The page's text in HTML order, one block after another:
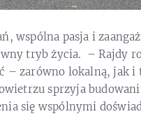
wspólna pasja i
tryb życia. – Rajdy
– zarówno lokalną, jak i
sprzyja
się wspólnymi